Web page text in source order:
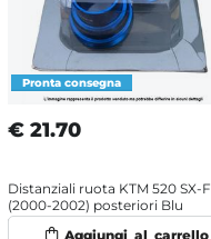
€ 21.70
Distanziali ruota KTM 520 SX-F
(2000-2002) posteriori Blu